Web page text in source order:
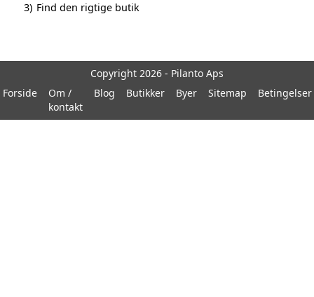
3) Find den rigtige butik
Copyright 2026 - Pilanto Aps
Forside
Om /
kontakt
Blog Butikker Byer Sitemap Betingelser